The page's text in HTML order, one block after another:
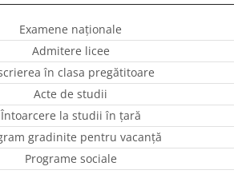
Examene naționale
Admitere licee
în clasa pregătitoare
Acte de studii
Întoarcere la studii în ţară
gradinite pentru vacanţă
Programe sociale